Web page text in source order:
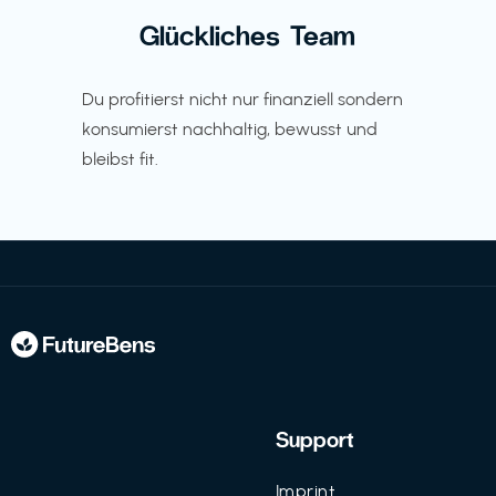
Glückliches Team
Du profitierst nicht nur finanziell sondern
konsumierst nachhaltig, bewusst und
bleibst fit.
Support
Imprint